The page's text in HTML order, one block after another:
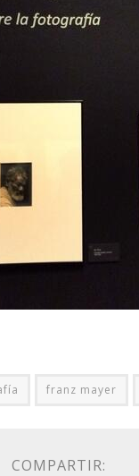
franz mayer
COMPARTIR: